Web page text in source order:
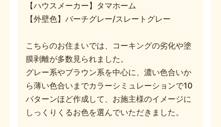
【ハウスメーカー】タマホーム
【外壁色】バーチグレー/スレートグレー
こちらのお住まいでは、コーキングの劣化や塗
膜剥離が多数見られました。
グレー系やブラウン系を中心に、濃い色合いか
ら薄い色合いまでカラーシミュレーションで10
パターンほど作成して、お施主様のイメージに
しっくりくるお色を選んでいただきました。